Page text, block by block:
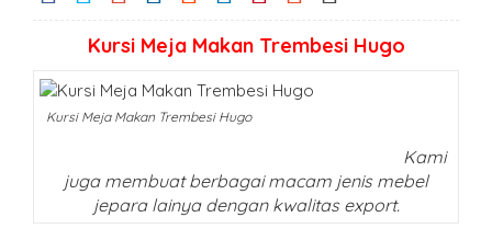
Kursi Meja Makan Trembesi Hugo
Kursi Meja Makan Trembesi Hugo
Kami
juga membuat berbagai macam jenis mebel
jepara lainya dengan kwalitas export.